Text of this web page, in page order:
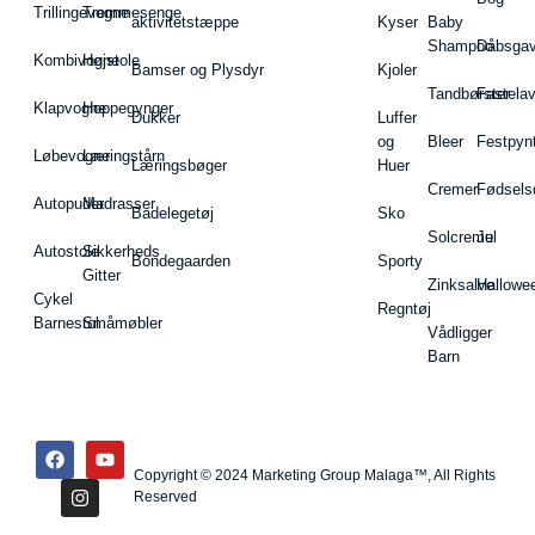
Trillingevogne
Kombivogne
Klapvogne
Løbevogne
Autopuder
Autostole
Cykel
Barnestol
Tremmesenge
Højstole
Hoppegynger
Læringstårn
Madrasser
Sikkerheds
Gitter
Småmøbler
aktivitetstæppe
Bamser og Plysdyr
Dukker
Læringsbøger
Badelegetøj
Bondegaarden
Kyser
Kjoler
Luffer
og
Huer
Sko
Sporty
Regntøj
Baby
Shampoo
Tandbørster
Bleer
Cremer
Solcreme
Zinksalve
Vådligger
Barn
Jul
Copyright © 2024 Marketing Group Malaga™, All Rights
Reserved